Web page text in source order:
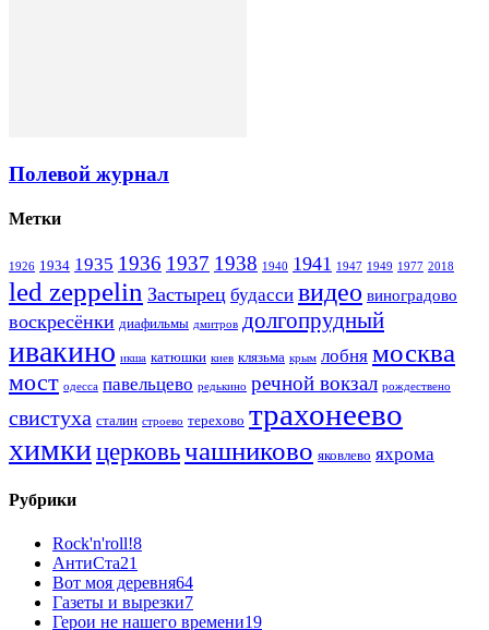
Полевой журнал
Метки
1926 1934 1935 1936 1937 1938 1940 1941 1947 1949 1977 2018
led zeppelin Застырец будасси видео виноградово
воскресёнки диафильмы дмитров долгопрудный
ивакино икша катюшки киев клязьма крым лобня москва
мост одесса павельцево редькино речной вокзал рождествено
свистуха сталин строево терехово трахонеево
химкицерковьчашниково яковлево яхрома
Рубрики
Rock'n'roll!8
АнтиСта21
Вот моя деревня64
Газеты и вырезки7
Герои не нашего времени19